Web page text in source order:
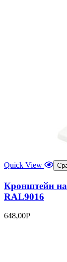
Quick View
Кронштейн
RAL9016
648,00Р